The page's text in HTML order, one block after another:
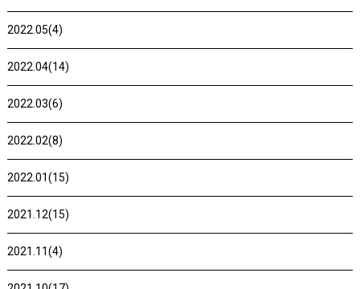
2022.05(4)
2022.04(14)
2022.03(6)
2022.02(8)
2022.01(15)
2021.12(15)
2021.11(4)